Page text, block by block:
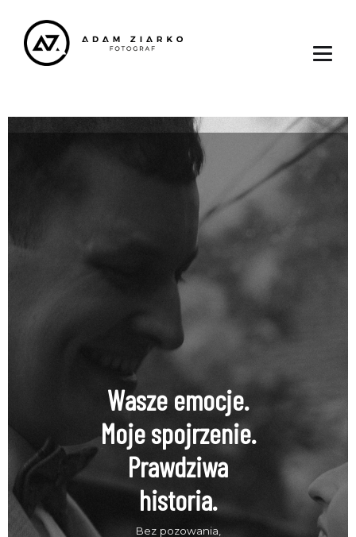
Wasze emocje.
Moje spojrzenie.
Prawdziwa
historia.
Bez pozowania,